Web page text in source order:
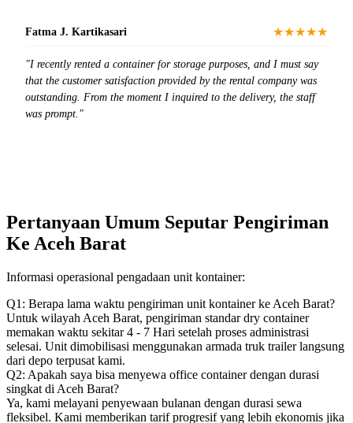
Fatma J. Kartikasari ★★★★★
"I recently rented a container for storage purposes, and I must say
that the customer satisfaction provided by the rental company was
outstanding. From the moment I inquired to the delivery, the staff
was prompt."
Pertanyaan Umum Seputar Pengiriman
Ke Aceh Barat
Informasi operasional pengadaan unit kontainer:
Q1: Berapa lama waktu pengiriman unit kontainer ke Aceh Barat?
Untuk wilayah Aceh Barat, pengiriman standar dry container
memakan waktu sekitar 4 - 7 Hari setelah proses administrasi
selesai. Unit dimobilisasi menggunakan armada truk trailer langsung
dari depo terpusat kami.
Q2: Apakah saya bisa menyewa office container dengan durasi
singkat di Aceh Barat?
Ya, kami melayani penyewaan bulanan dengan durasi sewa
fleksibel. Kami memberikan tarif progresif yang lebih ekonomis jika